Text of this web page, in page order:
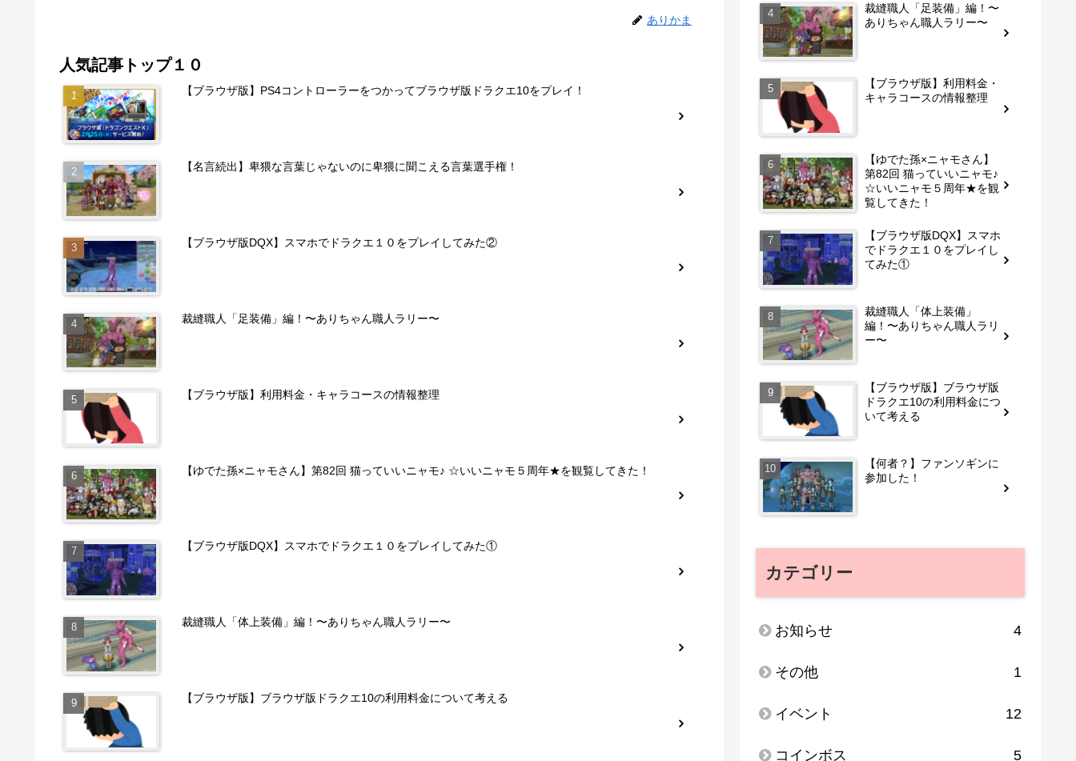
ありかま
人気記事トップ１０
【ブラウザ版】PS4コントローラーをつかってブラウザ版ドラクエ10をプレイ！
【名言続出】卑猥な言葉じゃないのに卑猥に聞こえる言葉選手権！
【ブラウザ版DQX】スマホでドラクエ１０をプレイしてみた②
裁縫職人「足装備」編！〜ありちゃん職人ラリー〜
【ブラウザ版】利用料金・キャラコースの情報整理
【ゆでた孫×ニャモさん】第82回 猫っていいニャモ♪ ☆いいニャモ５周年★を観覧してきた！
【ブラウザ版DQX】スマホでドラクエ１０をプレイしてみた①
裁縫職人「体上装備」編！〜ありちゃん職人ラリー〜
【ブラウザ版】ブラウザ版ドラクエ10の利用料金について考える
裁縫職人「足装備」編！〜
ありちゃん職人ラリー〜
【ブラウザ版】利用料金・
キャラコースの情報整理
【ゆでた孫×ニャモさん】
第82回 猫っていいニャモ♪
☆いいニャモ５周年★を観
覧してきた！
【ブラウザ版DQX】スマホ
でドラクエ１０をプレイし
てみた①
裁縫職人「体上装備」
編！〜ありちゃん職人ラリ
ー〜
【ブラウザ版】ブラウザ版
ドラクエ10の利用料金につ
いて考える
【何者？】ファンソギンに
参加した！
カテゴリー
お知らせ 4
その他 1
イベント 12
コインボス 5